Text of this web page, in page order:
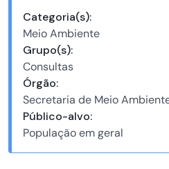
Categoria(s):
Meio Ambiente
Grupo(s):
Consultas
Órgão:
Secretaria de Meio
Público-alvo:
População em geral